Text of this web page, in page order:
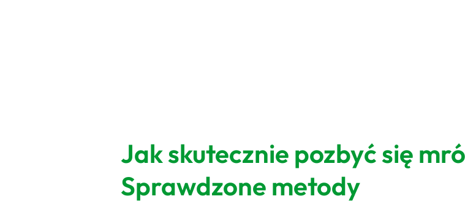
Jak skutecznie pozbyć się
Sprawdzone metody